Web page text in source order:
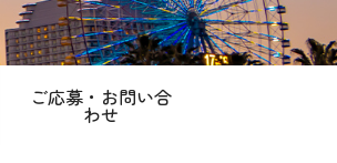
ご応募・お問い合
わせ